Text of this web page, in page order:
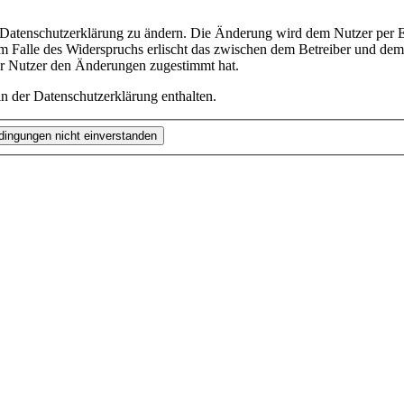
zu ändern. Die Änderung wird dem Nutzer per
des Widerspruchs erlischt das zwischen dem Betreiber und
den Änderungen zugestimmt hat.
der Datenschutzerklärung enthalten.